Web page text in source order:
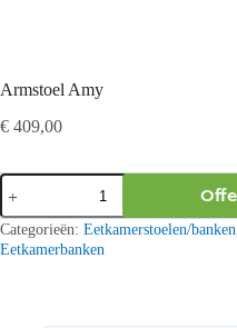
Armstoel Amy
€ 409,00
Armstoel
Amy
aantal
Categorieën: Eetkamerstoelen/banken
Eetkamerbanken